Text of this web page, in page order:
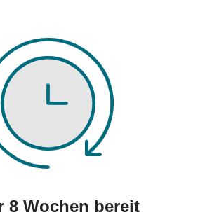
8 Wochen bereit